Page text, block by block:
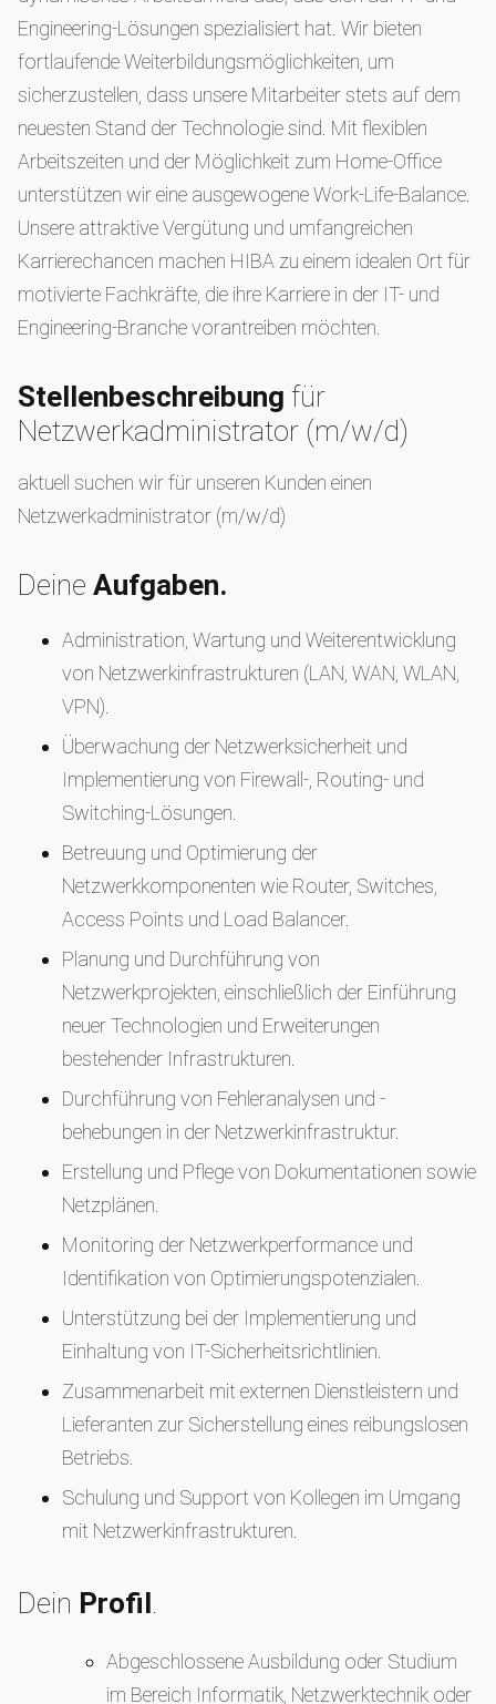
Engineering-Lösungen spezialisiert hat. Wir bieten
fortlaufende Weiterbildungsmöglichkeiten, um
sicherzustellen, dass unsere Mitarbeiter stets auf dem
neuesten Stand der Technologie sind. Mit flexiblen
Arbeitszeiten und der Möglichkeit zum Home-Office
unterstützen wir eine ausgewogene Work-Life-Balance.
Unsere attraktive Vergütung und umfangreichen
Karrierechancen machen HIBA zu einem idealen Ort für
motivierte Fachkräfte, die ihre Karriere in der IT- und
Engineering-Branche vorantreiben möchten.
Stellenbeschreibung für
Netzwerkadministrator (m/w/d)
aktuell suchen wir für unseren Kunden einen
Netzwerkadministrator (m/w/d)
Deine Aufgaben.
Administration, Wartung und Weiterentwicklung
von Netzwerkinfrastrukturen (LAN, WAN, WLAN,
VPN).
Überwachung der Netzwerksicherheit und
Implementierung von Firewall-, Routing- und
Switching-Lösungen.
Betreuung und Optimierung der
Netzwerkkomponenten wie Router, Switches,
Access Points und Load Balancer.
Planung und Durchführung von
Netzwerkprojekten, einschließlich der Einführung
neuer Technologien und Erweiterungen
bestehender Infrastrukturen.
Durchführung von Fehleranalysen und -
behebungen in der Netzwerkinfrastruktur.
Erstellung und Pflege von Dokumentationen sowie
Netzplänen.
Monitoring der Netzwerkperformance und
Identifikation von Optimierungspotenzialen.
Unterstützung bei der Implementierung und
Einhaltung von IT-Sicherheitsrichtlinien.
Zusammenarbeit mit externen Dienstleistern und
Lieferanten zur Sicherstellung eines reibungslosen
Betriebs.
Schulung und Support von Kollegen im Umgang
mit Netzwerkinfrastrukturen.
Dein Profil.
Abgeschlossene Ausbildung oder Studium
im Bereich Informatik, Netzwerktechnik oder